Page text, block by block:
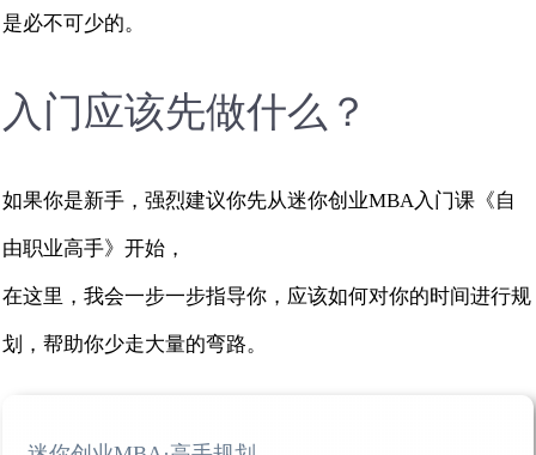
是必不可少的。
入门应该先做什么？
如果你是新手，强烈建议你先从迷你创业MBA入门课《自
由职业高手》开始，
在这里，我会一步一步指导你，应该如何对你的时间进行规
划，帮助你少走大量的弯路。